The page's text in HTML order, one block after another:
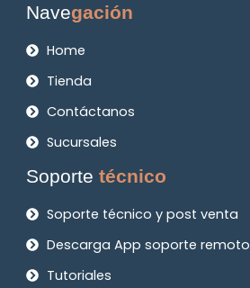
Navegación
Home
Tienda
Contáctanos
Sucursales
Soportetécnico
Soporte técnico y post venta
Descarga App soporte remoto
Tutoriales